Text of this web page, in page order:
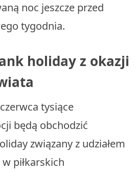
noc jeszcze przed
tygodnia.
holiday z okazji
tysiące
będą obchodzić
związany z udziałem
piłkarskich